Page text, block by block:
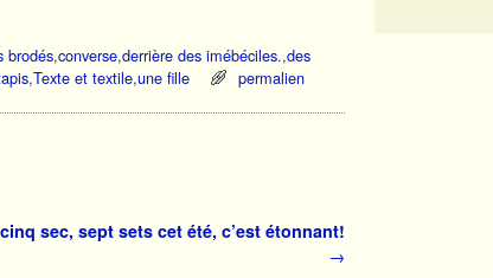
brodés,converse,derrière des imébéciles.,des
,Texte et textile,une fille permalien
sec, sept sets cet été, c’est étonnant!
→